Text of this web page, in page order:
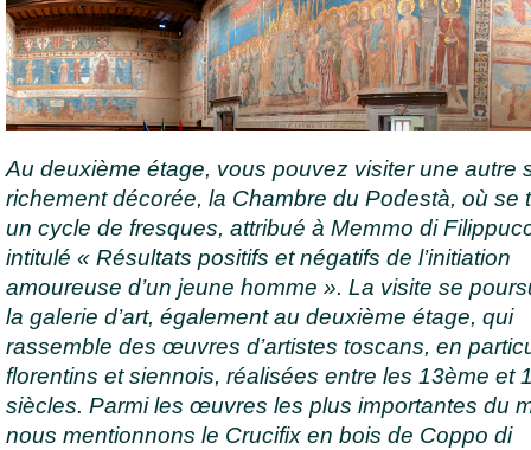
Au deuxième étage, vous pouvez visiter une autre
richement décorée, la Chambre du Podestà, où se
un cycle de fresques, attribué à Memmo di
intitulé « Résultats positifs et négatifs de l’initiation
amoureuse d’un jeune homme ». La visite se
la galerie d’art, également au deuxième étage, qui
rassemble des œuvres d’artistes toscans, en
florentins et siennois, réalisées entre les 13ème et
siècles. Parmi les œuvres les plus importantes du
nous mentionnons le Crucifix en bois de Coppo di